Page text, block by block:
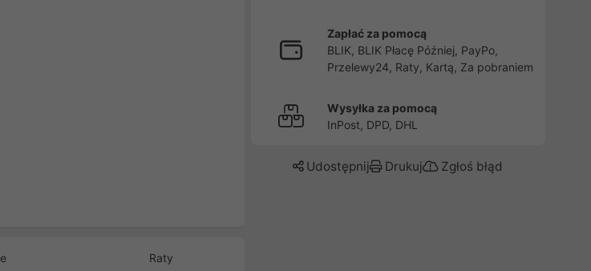
Raty
Zapłać za pomocą
BLIK, BLIK Płacę Później, PayPo,
Przelewy24, Raty, Kartą, Za pobraniem
Wysyłka za pomocą
InPost, DPD, DHL
Udostępnij Drukuj Zgłoś błąd